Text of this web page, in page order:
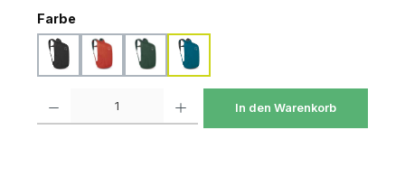
Farbeauswählen
black mars orangetundra greenwaterfront blue
In den Warenkorb